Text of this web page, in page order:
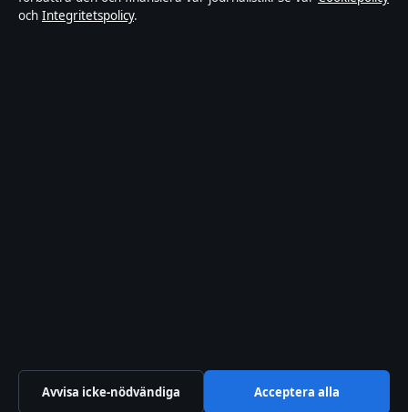
Om Inrikestidningen i korthet
och Integritetspolicy.
Avvisa icke-nödvändiga Acceptera alla